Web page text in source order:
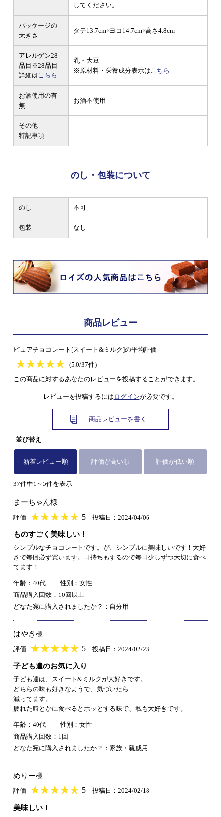
してください。
パッケージの
大きさ
タテ13.7cm×ヨコ14.7cm×高さ4.8cm
アレルゲン28
品目 ※28品目
詳細はこちら
乳・大豆
※原材料・栄養成分表示はこちら
お酒使用の有
無
お酒不使用
その他
特記事項
-
のし・包装について
のし 不可
包装 なし
商品レビュー
ピュアチョコレート[スイート&ミルク]の平均評価
★★★★★
★★★★★ (5.0/37件)
この商品に対するあなたのレビューを投稿することができます。
レビューを投稿するには ログインが必要です。
商品レビューを書く
並び替え
新着レビュー順 評価が高い順 評価が低い順
37件中1～5件を表示
まーちゃん様
評価 ★★★★★
★★★★★ 5 投稿日：2024/04/06
ものすごく美味しい！
シンプルなチョコレートです。が、シンプルに美味しいです！大好
きで毎回必ず買います。日持ちもするので毎日少しずつ大切に食べ
てます！
年齢：40代
性別：女性
商品購入回数：10回以上
どなた宛に購入されましたか？：自分用
はやき様
評価 ★★★★★
★★★★★ 5 投稿日：2024/02/23
子ども達のお気に入り
子ども達は、スイート&ミルクが大好きです。
どちらの味も好きなようで、気づいたら
減ってます。
疲れた時とかに食べるとホッとする味で、私も大好きです。
年齢：40代
性別：女性
商品購入回数：1回
どなた宛に購入されましたか？：家族・親戚用
めりー様
評価 ★★★★★
★★★★★ 5 投稿日：2024/02/18
美味しい！